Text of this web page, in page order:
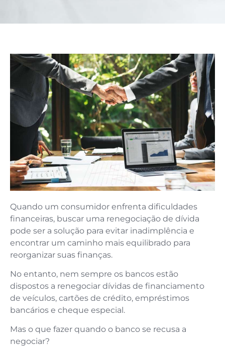
Quando um consumidor enfrenta dificuldades
financeiras, buscar uma renegociação de dívida
pode ser a solução para evitar inadimplência e
encontrar um caminho mais equilibrado para
reorganizar suas finanças.
No entanto, nem sempre os bancos estão
dispostos a renegociar dívidas de financiamento
de veículos, cartões de crédito, empréstimos
bancários e cheque especial.
Mas o que fazer quando o banco se recusa a
negociar?